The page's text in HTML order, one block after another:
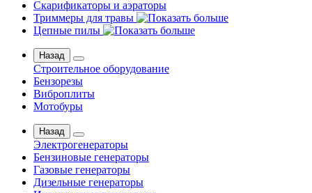
Скарификаторы и аэраторы
Триммеры для травы
Цепные пилы
Назад
Строительное оборудование
Бензорезы
Виброплиты
Мотобуры
Назад
Электрогенераторы
Бензиновые генераторы
Газовые генераторы
Дизельные генераторы